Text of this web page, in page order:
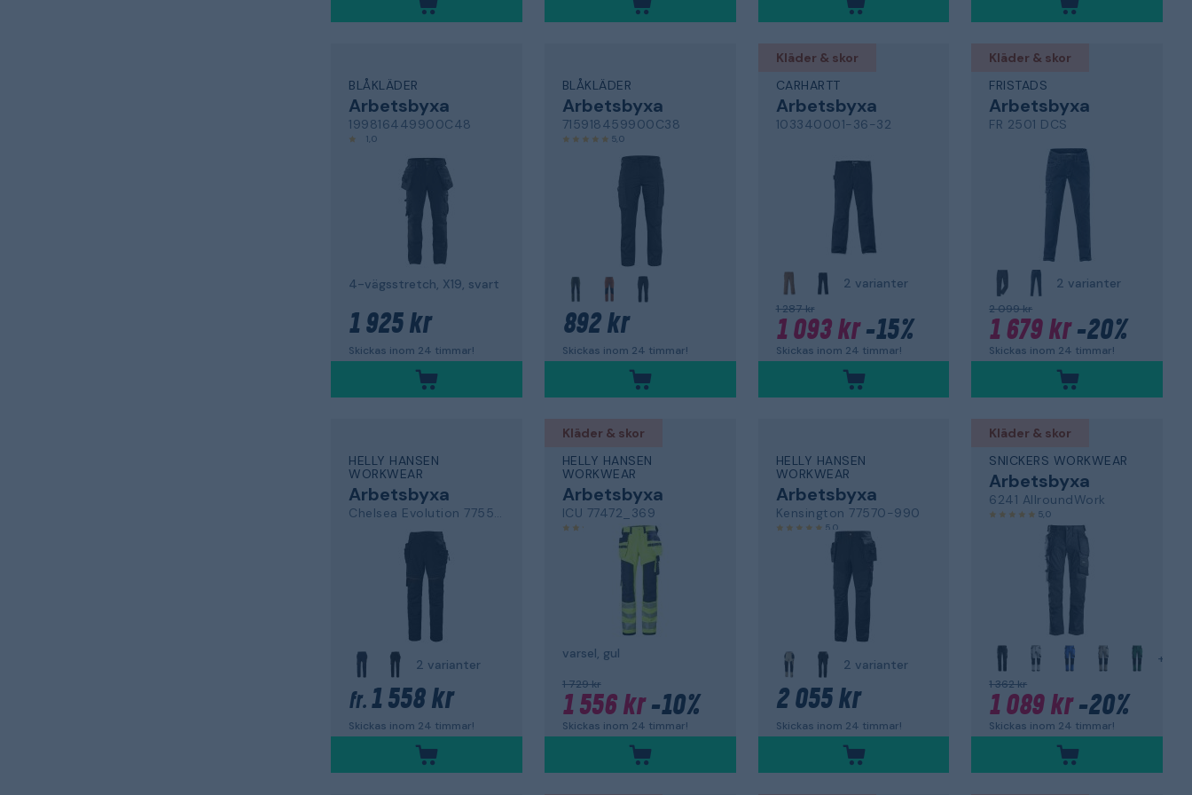
BLÅKLÄDER
Arbetsbyxa
199816449900C48
1,0
4-vägsstretch, X19, svart
1 925 kr
Skickas inom 24 timmar!
BLÅKLÄDER
Arbetsbyxa
715918459900C38
5,0
892 kr
Skickas inom 24 timmar!
Kläder & skor
CARHARTT
Arbetsbyxa
103340001-36-32
2 varianter
1 287 kr
1 093 kr-15%
Skickas inom 24 timmar!
Kläder & skor
FRISTADS
Arbetsbyxa
FR 2501 DCS
2 varianter
2 099 kr
1 679 kr-20%
Skickas inom 24 timmar!
HELLY HANSEN
WORKWEAR
Arbetsbyxa
Chelsea Evolution 77550-991
2 varianter
fr. 1 558 kr
Skickas inom 24 timmar!
Kläder & skor
HELLY HANSEN
WORKWEAR
Arbetsbyxa
ICU 77472_369
4,5
varsel, gul
1 729 kr
1 556 kr-10%
Skickas inom 24 timmar!
HELLY HANSEN
WORKWEAR
Arbetsbyxa
Kensington 77570-990
5,0
2 varianter
2 055 kr
Skickas inom 24 timmar!
Kläder & skor
SNICKERS WORKWEAR
Arbetsbyxa
6241 AllroundWork
5,0
+
1 362 kr
1 089 kr-20%
Skickas inom 24 timmar!